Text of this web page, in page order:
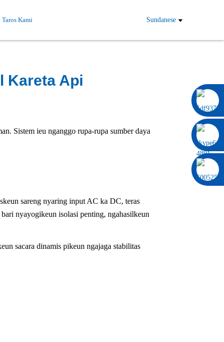
Taros Kami Sundanese
Kareta Api
Sistem ieu nganggo rupa-rupa sumber daya
sareng nyaring input AC ka DC, teras
nyayogikeun isolasi penting, ngahasilkeun
sacara dinamis pikeun ngajaga stabilitas